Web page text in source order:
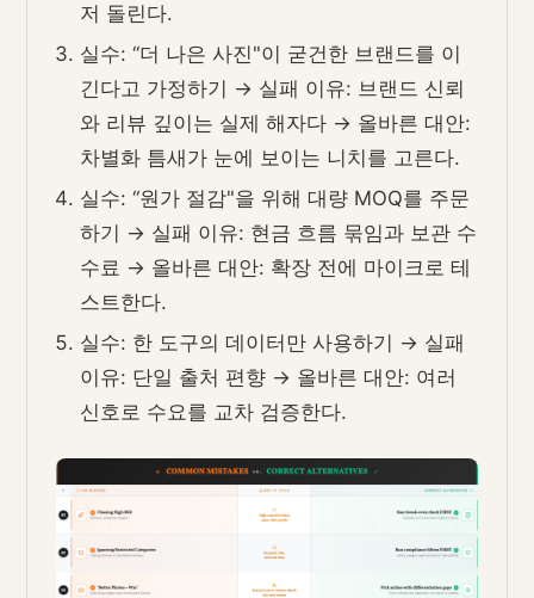
저 돌린다.
실수: “더 나은 사진"이 굳건한 브랜드를 이
긴다고 가정하기 → 실패 이유: 브랜드 신뢰
와 리뷰 깊이는 실제 해자다 → 올바른 대안:
차별화 틈새가 눈에 보이는 니치를 고른다.
실수: “원가 절감"을 위해 대량 MOQ를 주문
하기 → 실패 이유: 현금 흐름 묶임과 보관 수
수료 → 올바른 대안: 확장 전에 마이크로 테
스트한다.
실수: 한 도구의 데이터만 사용하기 → 실패
이유: 단일 출처 편향 → 올바른 대안: 여러
신호로 수요를 교차 검증한다.